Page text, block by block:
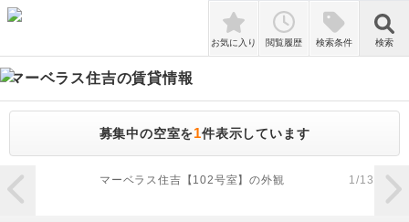
検索
お気に入り 閲覧履歴 検索条件 検索
マーベラス住吉の賃貸情報
募集中の空室を1件表示しています
zoom_in
マーベラス住吉【102号室】の外観 1/13